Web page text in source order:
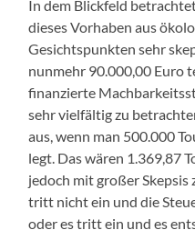
In dem Blickfeld
dieses Vorhaben aus
Gesichtspunkten sehr
nunmehr 90.000,00 Euro
finanzierte
sehr vielfältig zu
aus, wenn man 500.000
legt. Das wären 1.369,87
jedoch mit großer Skepsis
tritt nicht ein und die
oder es tritt ein und es